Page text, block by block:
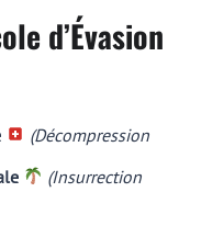
d’Évasion
(Décompression
(Insurrection